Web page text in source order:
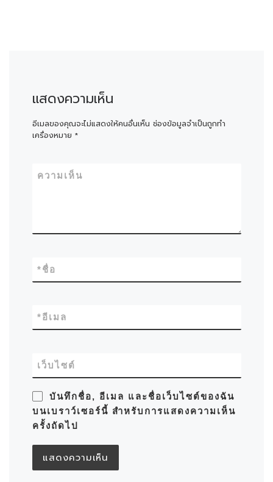
แสดงความเห็น
อีเมลของคุณจะไม่แสดงให้คนอื่นเห็น ช่องข้อมูลจำเป็นถูกทำ
เครื่องหมาย *
ความเห็น
ชื่อ
*
อีเมล
*
เว็บไซต์
บันทึกชื่อ, อีเมล และชื่อเว็บไซต์ของฉัน
บนเบราว์เซอร์นี้ สำหรับการแสดงความเห็น
ครั้งถัดไป